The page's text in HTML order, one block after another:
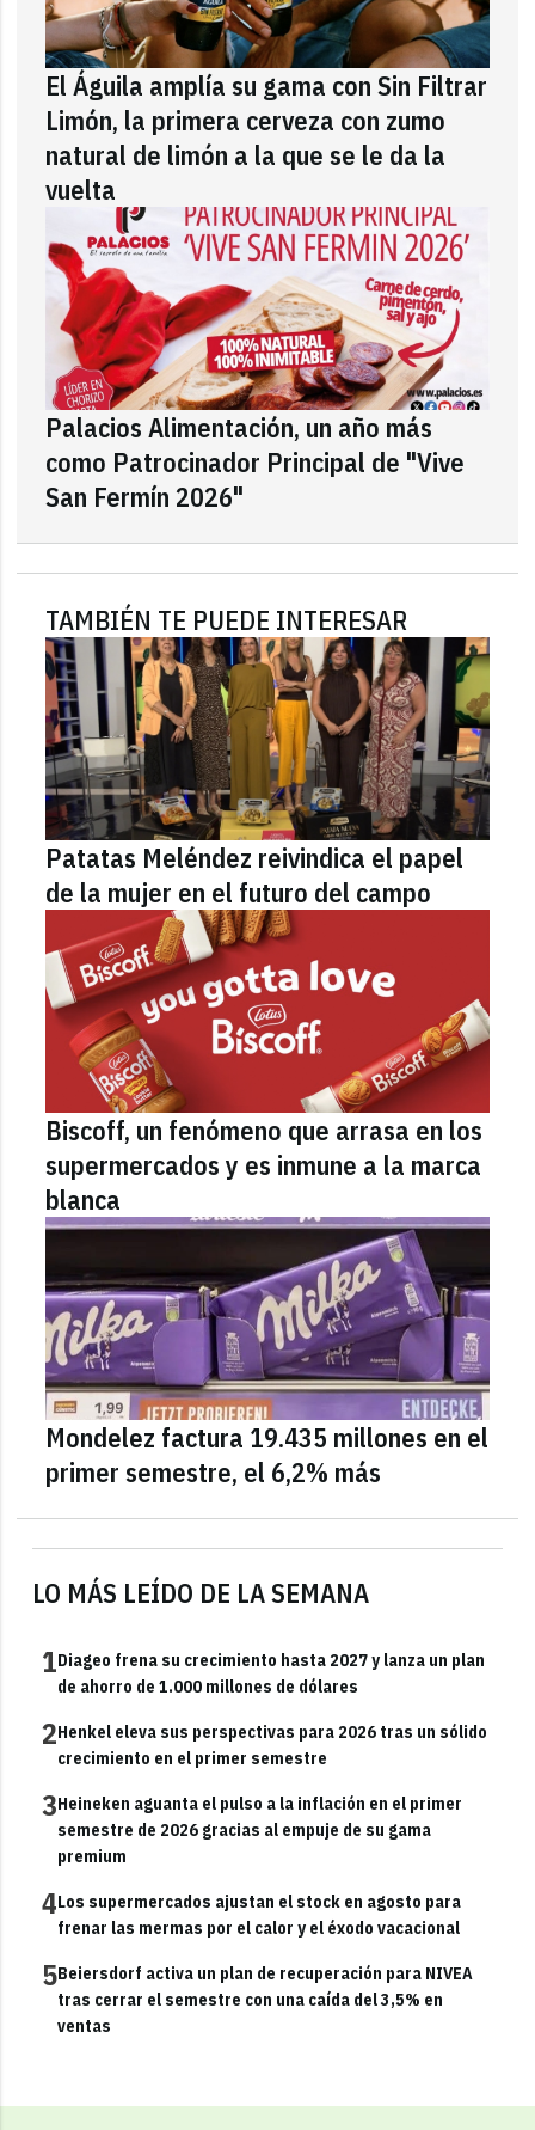
LO MÁS LEÍDO DE LA SEMANA
1Diageo frena su crecimiento hasta 2027 y lanza un plan
de ahorro de 1.000 millones de dólares
2Henkel eleva sus perspectivas para 2026 tras un sólido
crecimiento en el primer semestre
3Heineken aguanta el pulso a la inflación en el primer
semestre de 2026 gracias al empuje de su gama
premium
4Los supermercados ajustan el stock en agosto para
frenar las mermas por el calor y el éxodo vacacional
5Beiersdorf activa un plan de recuperación para NIVEA
tras cerrar el semestre con una caída del 3,5% en
ventas
El Águila amplía su gama con Sin Filtrar
Limón, la primera cerveza con zumo
natural de limón a la que se le da la
vuelta
Palacios Alimentación, un año más
como Patrocinador Principal de "Vive
San Fermín 2026"
TAMBIÉN TE PUEDE INTERESAR
Patatas Meléndez reivindica el papel
de la mujer en el futuro del campo
Biscoff, un fenómeno que arrasa en los
supermercados y es inmune a la marca
blanca
Mondelez factura 19.435 millones en el
primer semestre, el 6,2% más